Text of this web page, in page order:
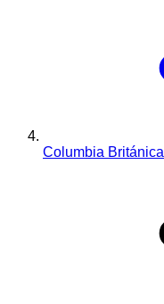
Columbia Británica